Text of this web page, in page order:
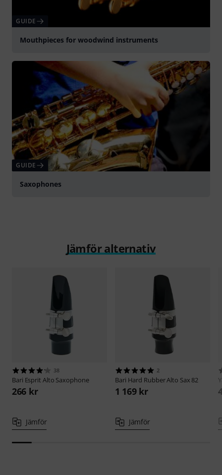
GUIDE
Mouthpieces for woodwind instruments
GUIDE
Saxophones
Jämför alternativ
38
Bari Esprit Alto Saxophone
266 kr
Jämför
2
Bari Hard Rubber Alto Sax 82
1 169 kr
Jämför